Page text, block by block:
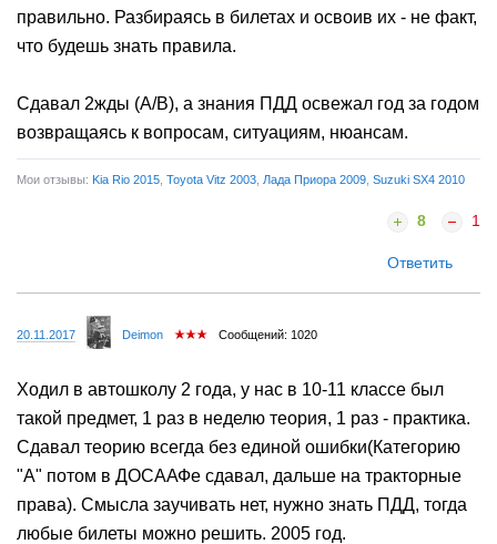
правильно. Разбираясь в билетах и освоив их - не факт,
что будешь знать правила.
Сдавал 2жды (А/В), а знания ПДД освежал год за годом
возвращаясь к вопросам, ситуациям, нюансам.
Мои отзывы: Kia Rio 2015 Toyota Vitz 2003 Лада Приора 2009 Suzuki SX4 2010
8 1
Ответить
20.11.2017 Deimon Сообщений: 1020
Ходил в автошколу 2 года, у нас в 10-11 классе был
такой предмет, 1 раз в неделю теория, 1 раз - практика.
Сдавал теорию всегда без единой ошибки(Категорию
"А" потом в ДОСААФе сдавал, дальше на тракторные
права). Смысла заучивать нет, нужно знать ПДД, тогда
любые билеты можно решить. 2005 год.